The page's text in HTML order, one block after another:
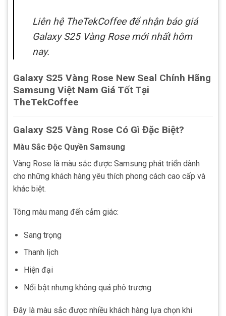
Liên hệ TheTekCoffee để nhận báo giá
Galaxy S25 Vàng Rose mới nhất hôm
nay.
Galaxy S25 Vàng Rose New Seal Chính Hãng
Samsung Việt Nam Giá Tốt Tại
TheTekCoffee
Galaxy S25 Vàng Rose Có Gì Đặc Biệt?
Màu Sắc Độc Quyền Samsung
Vàng Rose là màu sắc được Samsung phát triển dành
cho những khách hàng yêu thích phong cách cao cấp và
khác biệt.
Tông màu mang đến cảm giác:
Sang trọng
Thanh lịch
Hiện đại
Nổi bật nhưng không quá phô trương
Đây là màu sắc được nhiều khách hàng lựa chọn khi